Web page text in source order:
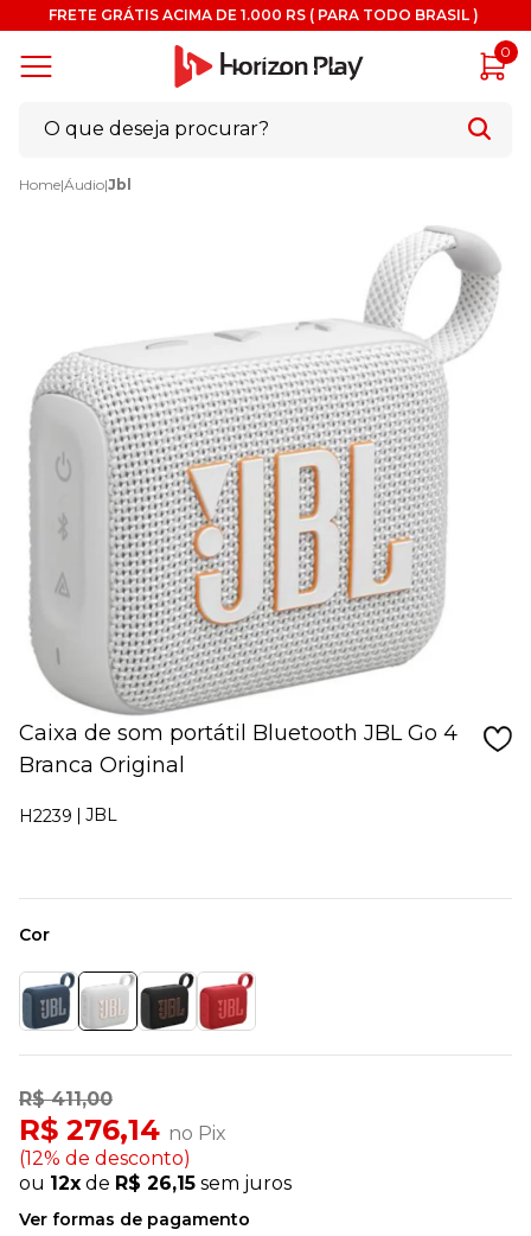
FRETE GRÁTIS ACIMA DE 1.000 RS ( PARA TODO BRASIL )
0
Home|Áudio|Jbl
Caixa de som portátil Bluetooth JBL Go 4
Branca Original
H2239 JBL
R$ 411,00
R$ 276,14 no Pix
(12% de desconto)
ou 12x de R$ 26,15 sem juros
Ver formas de pagamento
Cor